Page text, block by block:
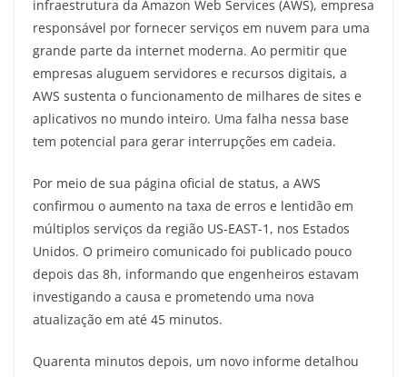
infraestrutura da Amazon Web Services (AWS), empresa
responsável por fornecer serviços em nuvem para uma
grande parte da internet moderna. Ao permitir que
empresas aluguem servidores e recursos digitais, a
AWS sustenta o funcionamento de milhares de sites e
aplicativos no mundo inteiro. Uma falha nessa base
tem potencial para gerar interrupções em cadeia.
Por meio de sua página oficial de status, a AWS
confirmou o aumento na taxa de erros e lentidão em
múltiplos serviços da região US-EAST-1, nos Estados
Unidos. O primeiro comunicado foi publicado pouco
depois das 8h, informando que engenheiros estavam
investigando a causa e prometendo uma nova
atualização em até 45 minutos.
Quarenta minutos depois, um novo informe detalhou